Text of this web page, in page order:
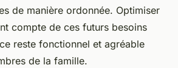
de manière ordonnée. Optimiser
compte de ces futurs besoins
reste fonctionnel et agréable
de la famille.